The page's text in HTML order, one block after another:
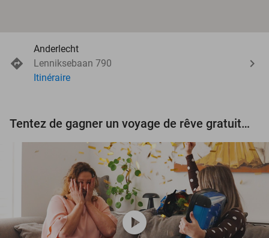
Anderlecht
Lenniksebaan 790
Itinéraire
Tentez de gagner un voyage de rêve gratuit d'une valeur de 3.000 € !
play_circle